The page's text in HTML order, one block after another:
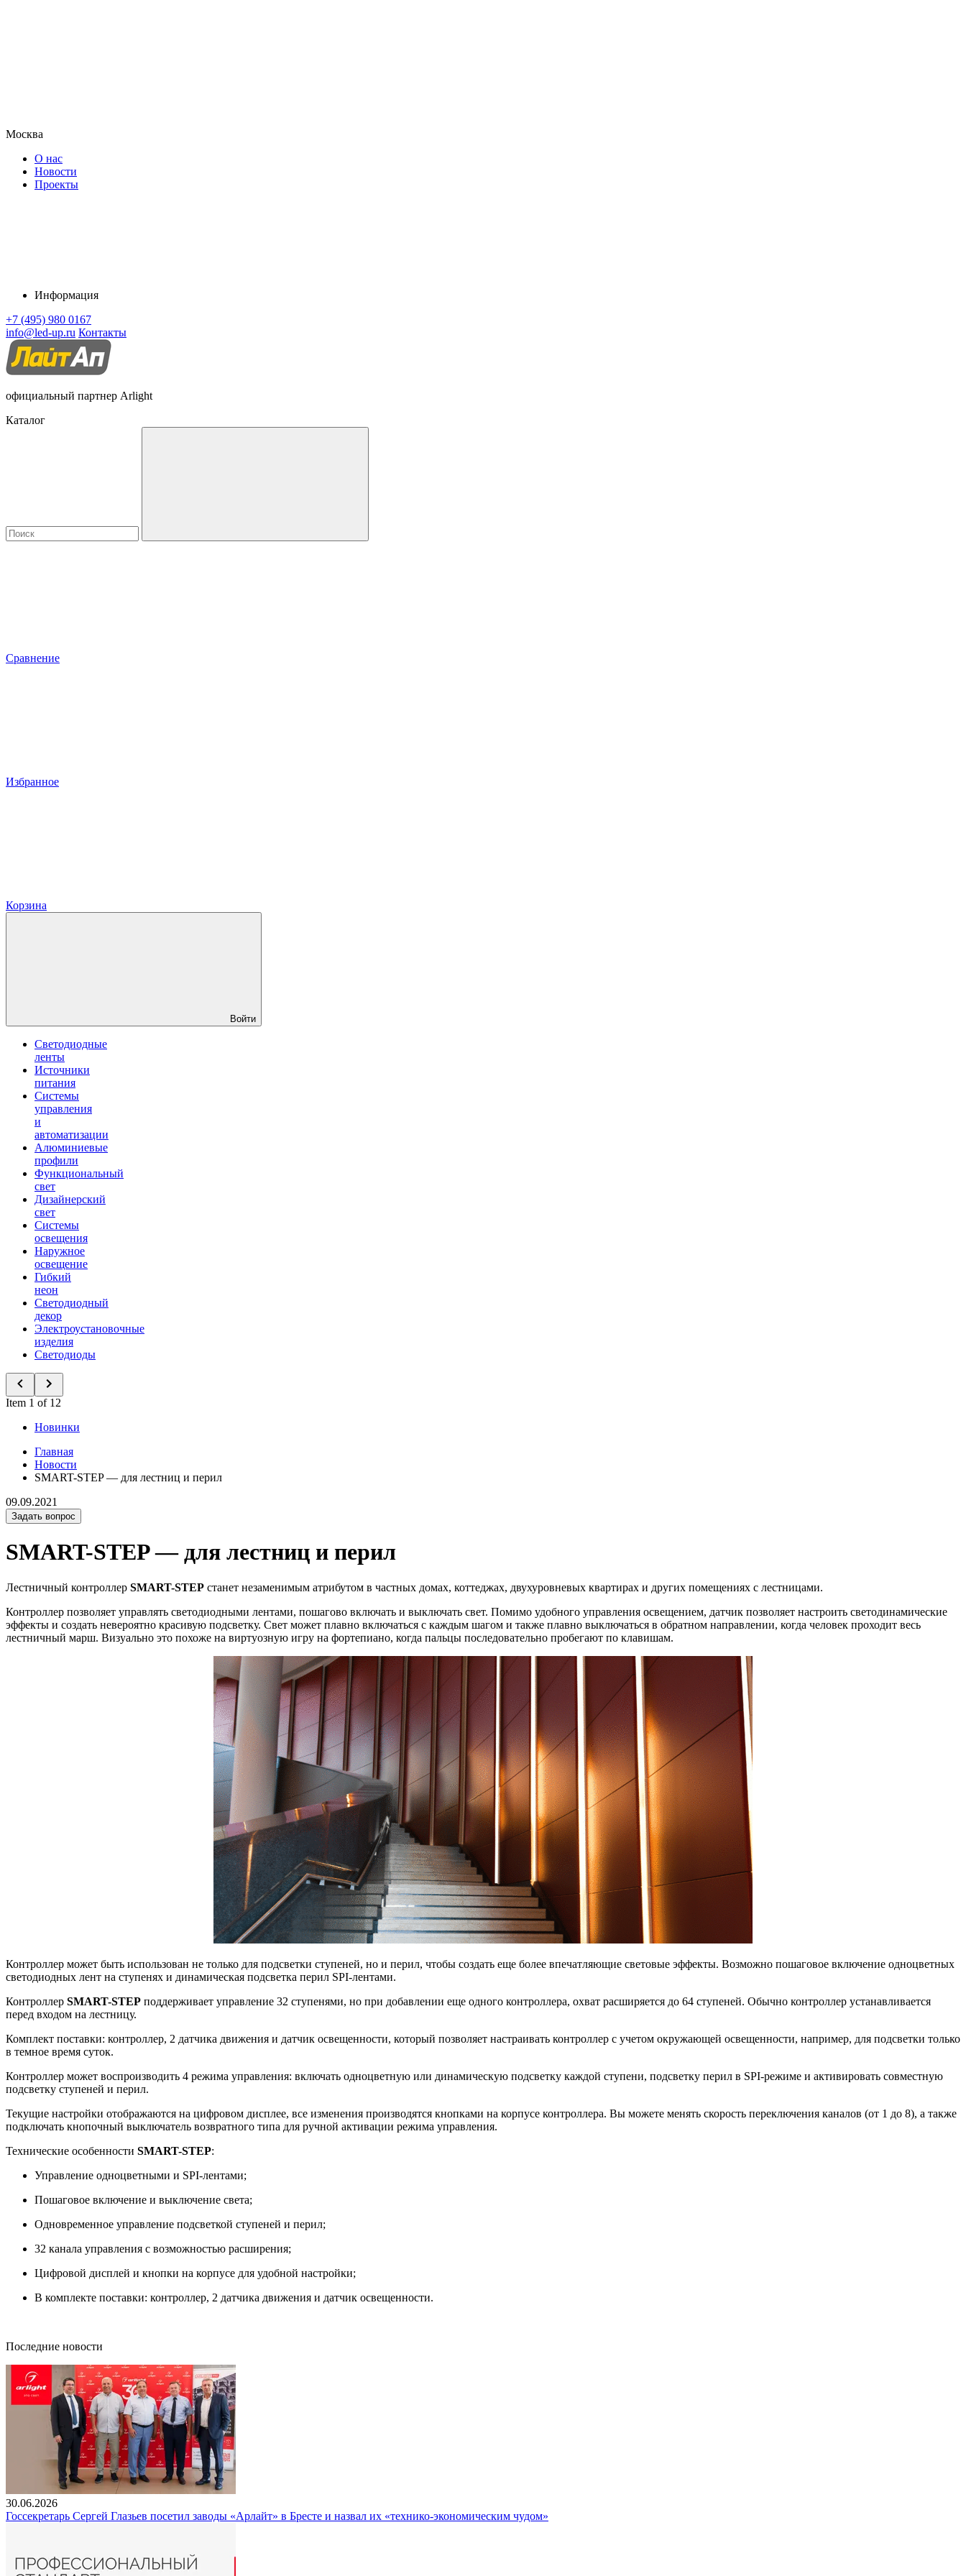
Москва
О нас
Новости
Проекты
Информация
+7 (495) 980 0167
info@led-up.ru Контакты
официальный партнер Arlight
Каталог
Сравнение
Избранное
Корзина
Войти
Светодиодные
ленты
Источники
питания
Системы
управления
и
автоматизации
Алюминиевые
профили
Функциональный
свет
Дизайнерский
свет
Системы
освещения
Наружное
освещение
Гибкий
неон
Светодиодный
декор
Электроустановочные
изделия
Светодиоды
Item 1 of 12
Новинки
Главная
Новости
SMART-STEP — для лестниц и перил
09.09.2021
Задать вопрос
SMART-STEP — для лестниц и перил
Лестничный контроллер SMART-STEP станет незаменимым атрибутом в частных домах, коттеджах, двухуровневых квартирах и других помещениях с лестницами.
Контроллер позволяет управлять светодиодными лентами, пошагово включать и выключать свет. Помимо удобного управления освещением, датчик позволяет настроить светодинамические
эффекты и создать невероятно красивую подсветку. Свет может плавно включаться с каждым шагом и также плавно выключаться в обратном направлении, когда человек проходит весь
лестничный марш. Визуально это похоже на виртуозную игру на фортепиано, когда пальцы последовательно пробегают по клавишам.
Контроллер может быть использован не только для подсветки ступеней, но и перил, чтобы создать еще более впечатляющие световые эффекты. Возможно пошаговое включение одноцветных
светодиодных лент на ступенях и динамическая подсветка перил SPI-лентами.
Контроллер SMART-STEP поддерживает управление 32 ступенями, но при добавлении еще одного контроллера, охват расширяется до 64 ступеней. Обычно контроллер устанавливается
перед входом на лестницу.
Комплект поставки: контроллер, 2 датчика движения и датчик освещенности, который позволяет настраивать контроллер с учетом окружающей освещенности, например, для подсветки только
в темное время суток.
Контроллер может воспроизводить 4 режима управления: включать одноцветную или динамическую подсветку каждой ступени, подсветку перил в SPI-режиме и активировать совместную
подсветку ступеней и перил.
Текущие настройки отображаются на цифровом дисплее, все изменения производятся кнопками на корпусе контроллера. Вы можете менять скорость переключения каналов (от 1 до 8), а также
подключать кнопочный выключатель возвратного типа для ручной активации режима управления.
Технические особенности SMART-STEP:
Управление одноцветными и SPI-лентами;
Пошаговое включение и выключение света;
Одновременное управление подсветкой ступеней и перил;
32 канала управления с возможностью расширения;
Цифровой дисплей и кнопки на корпусе для удобной настройки;
В комплекте поставки: контроллер, 2 датчика движения и датчик освещенности.
Последние новости
30.06.2026
Госсекретарь Сергей Глазьев посетил заводы «Арлайт» в Бресте и назвал их «технико-экономическим чудом»